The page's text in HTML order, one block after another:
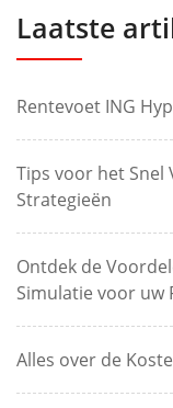
Laatste
Rentevoet ING
Tips voor het Snel
Strategieën
Ontdek de
Simulatie voor uw
Alles over de